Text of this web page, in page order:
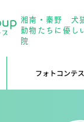
湘南・秦野 犬
動物たちに優し
院
フォトコンテ